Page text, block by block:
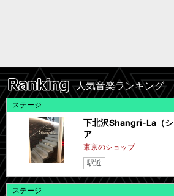
人気音楽ランキング
ステージ
下北沢Shangri-La（シ
ア
東京のショップ
駅近
ステージ